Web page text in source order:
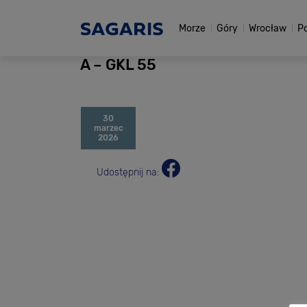
Morze Góry Wrocław
A – GKL 55
30
marzec
2026
Udostępnij na: